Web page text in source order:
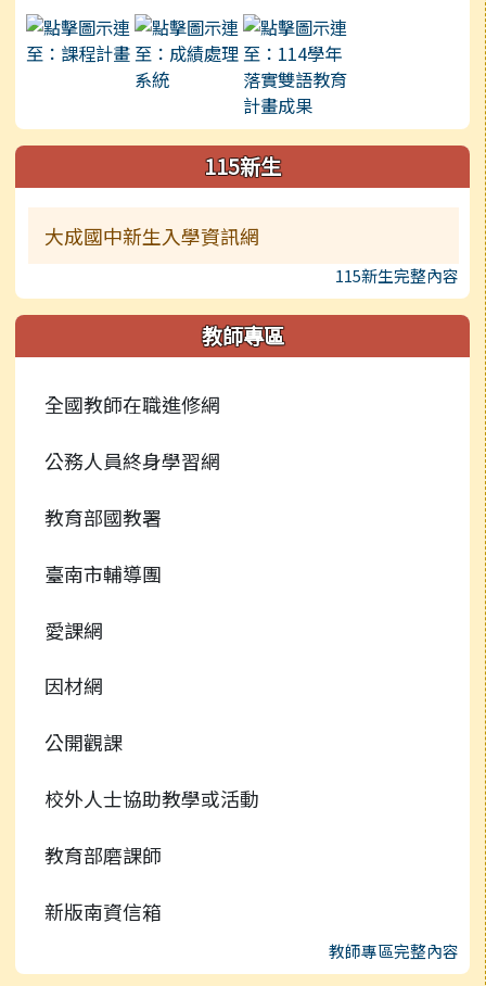
115新生
大成國中新生入學資訊網
115新生完整內容
教師專區
全國教師在職進修網
公務人員終身學習網
教育部國教署
臺南市輔導團
愛課網
因材網
公開觀課
校外人士協助教學或活動
教育部磨課師
新版南資信箱
教師專區完整內容